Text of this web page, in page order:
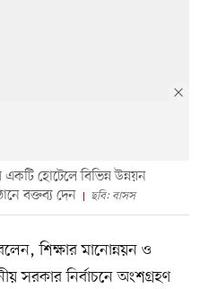
হোটেলে বিভিন্ন উন্নয়ন
বক্তব্য দেন
ছবি: বাসস
শিক্ষার মানোন্নয়ন ও
সরকার নির্বাচনে অংশগ্রহণ